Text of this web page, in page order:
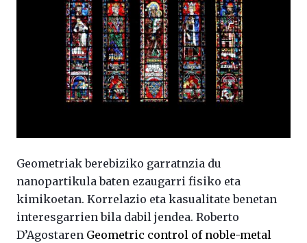
Geometriak berebiziko garratnzia du
nanopartikula baten ezaugarri fisiko eta
kimikoetan. Korrelazio eta kasualitate benetan
interesgarrien bila dabil jendea. Roberto
D’Agostaren Geometric control of noble-metal